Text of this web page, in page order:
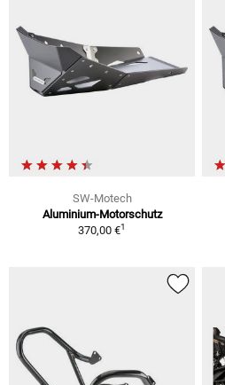
SW-Motech
Aluminium-Motorschutz
370,00 €1